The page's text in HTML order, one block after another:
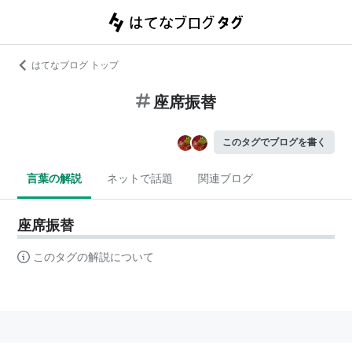
はてなブログ トップ
座席振替
このタグでブログを書く
言葉の解説 ネットで話題 関連ブログ
座席振替
このタグの解説について